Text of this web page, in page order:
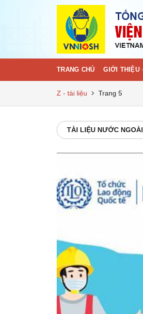
TRANG CHỦ GIỚI THIỆU
Z - tài liệu Trang 5
TÀI LIỆU NƯỚC NGOÀI